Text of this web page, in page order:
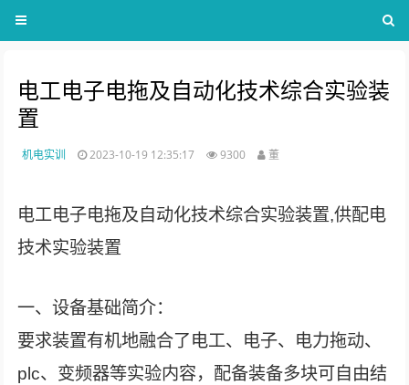
电工电子电拖及自动化技术综合实验装
置
机电实训 2023-10-19 12:35:17 9300 董
电工电子电拖及自动化技术综合实验装置,供配电
技术实验装置
一、设备基础简介：
要求装置有机地融合了电工、电子、电力拖动、
plc、变频器等实验内容，配备装备多块可自由结